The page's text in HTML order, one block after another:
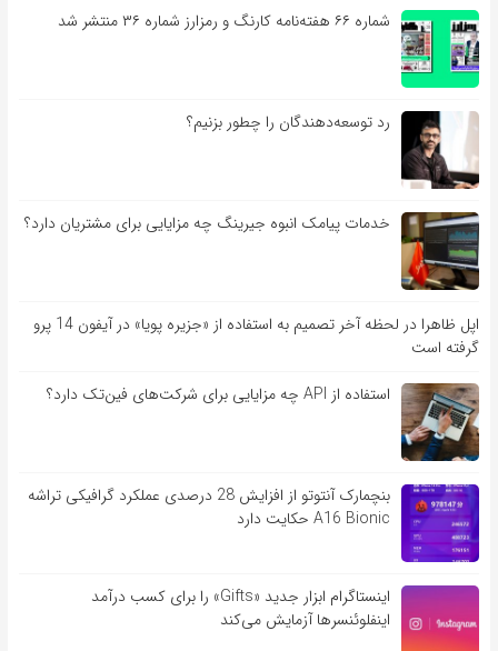
شماره ۶۶ هفته‌نامه کارنگ و رمزارز شماره ۳۶ منتشر شد
رد توسعه‌دهندگان را چطور بزنیم؟
خدمات پیامک انبوه جیرینگ چه مزایایی برای مشتریان دارد؟
اپل ظاهرا در لحظه آخر تصمیم به استفاده از «جزیره پویا» در آیفون 14 پرو
گرفته است
استفاده از API چه مزایایی برای شرکت‌های فین‌تک دارد؟
بنچمارک آنتوتو از افزایش 28 درصدی عملکرد گرافیکی تراشه
A16 Bionic حکایت دارد
اینستاگرام ابزار جدید «Gifts» را برای کسب درآمد
اینفلوئنسرها آزمایش می‌کند